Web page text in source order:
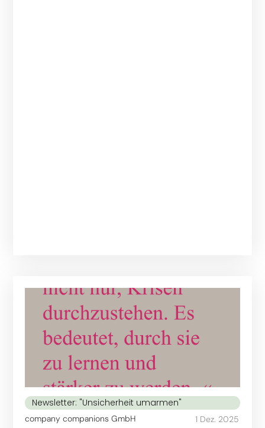
Newsletter: "Unsicherheit umarmen"
company companions GmbH 1 Dez. 2025